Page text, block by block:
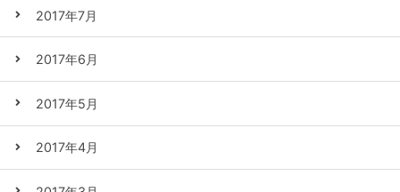
2017年7月
2017年6月
2017年5月
2017年4月